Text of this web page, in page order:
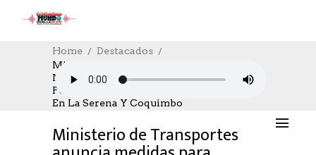
Home
Destacados
Ministerio De Transportes Anuncia
Medidas Para Optimizar El
Funcionamiento Del Transporte Público
En La Serena Y Coquimbo
DESTACADOS SOCIAL,SOCIAL,TRABAJO
19/04/2022
1250 SEEN
0 COMMENTS
Ministerio de Transportes